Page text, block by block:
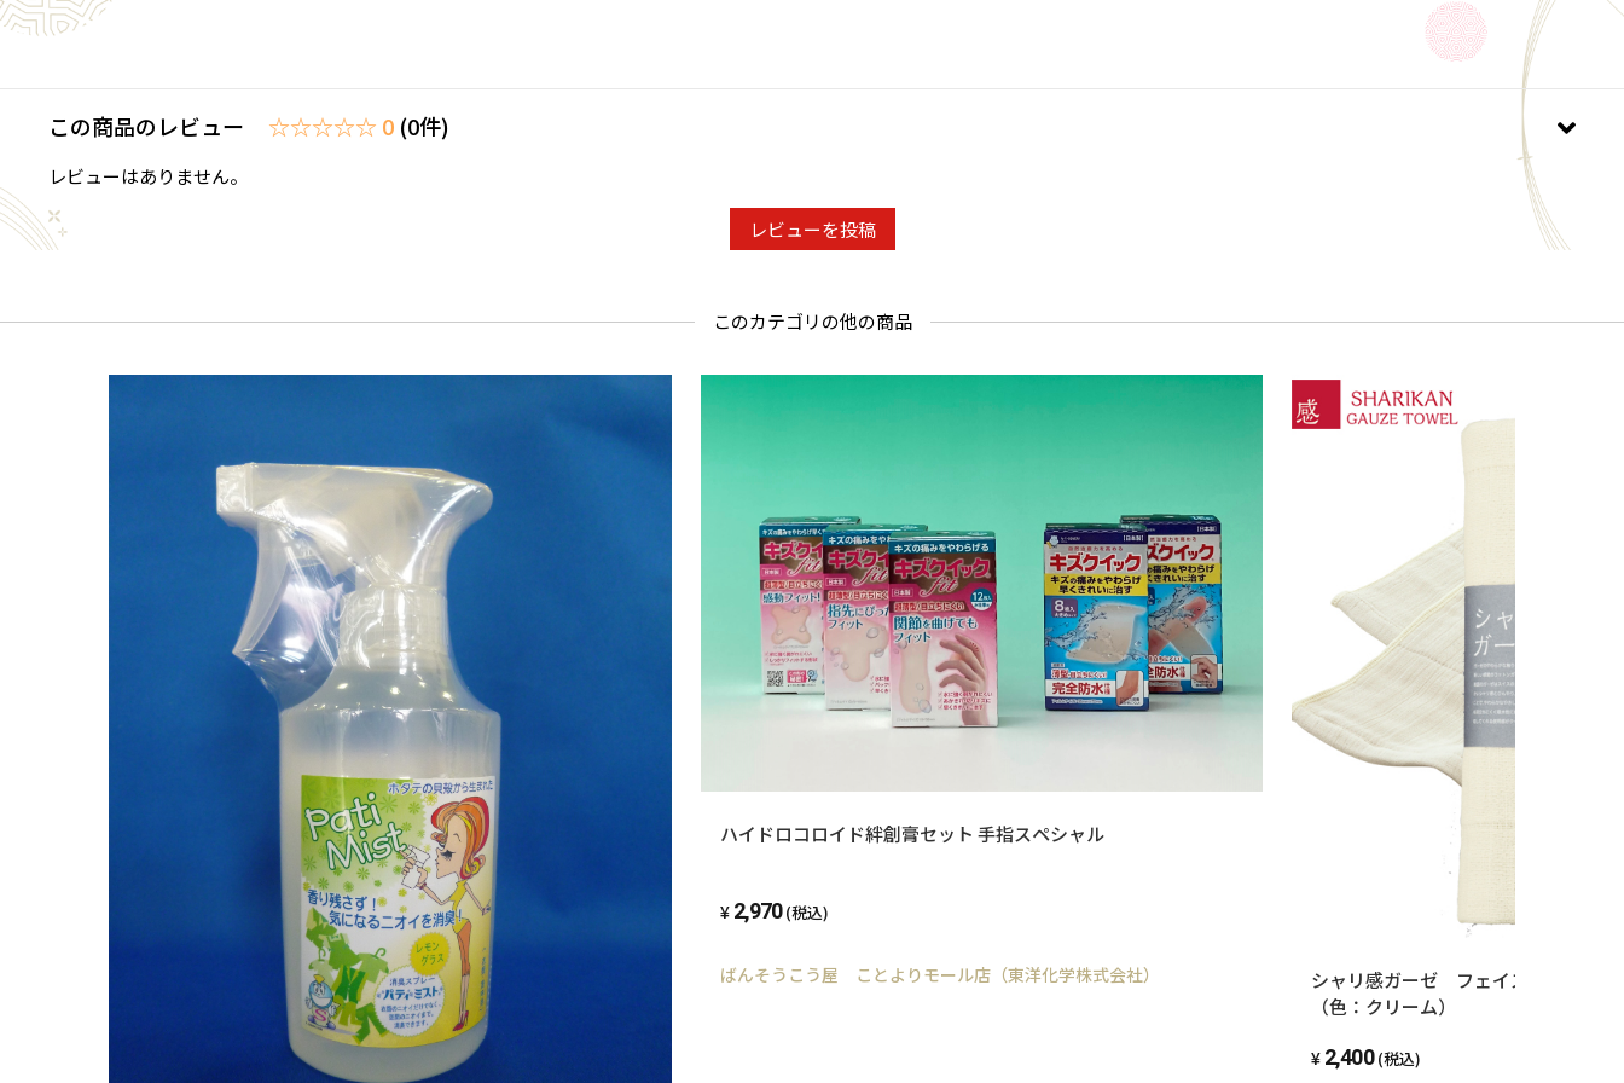
ちらのお店がお買い得なので利用させていただいてます。 生地を
痛めることなく、汚れがキレイに落ちるそうで、シルク製品を長
正絹の夏物の長襦袢と長着を洗いました。特に問題もなく、汚れ
着物洗いは躊躇してたのですが、こちらの商品のおかげで汗をか
購入者さん
シルク製品も洗濯できる洗剤からこの商品に切り替えたとき、こ
の商品のリピートを決めました。
パジャマやシーツなど、まめに自分で洗いたいので助かります
購入者さん
期待大です。
ここ数年着物でのお出かけが多くなりました。
そこで、少しでも節約できればいいなと期待して思い切って購入
しました。
まだ到着したばかりで、試していないのですが（効果がわからな
購入者さん
他の方のレビューも拝見してシルク専用の洗剤ということで購入
この商品のレビュー ☆☆☆☆☆ 0 (0件)
レビューはありません。
レビューを投稿
このカテゴリの他の商品
ハイドロコロイド絆創膏セット 手指スペシャル
2,970 (税込)
ばんそうこう屋 ことよりモール店（東洋化学株式会社）
シャリ感ガーゼ フェイスタオル1枚
（色：クリーム）
2,400 (税込)